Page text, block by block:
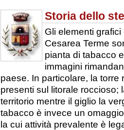
Storia dello
Gli elementi
Cesarea Terme
pianta di tabacco
immagini
paese. In particolare, la
presenti sul litorale roccioso;
territorio mentre il giglio la
tabacco è invece un
la cui attività prevalente è